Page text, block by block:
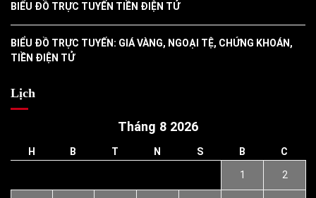
BIỂU ĐỒ TRỰC TUYẾN TIỀN ĐIỆN TỬ
BIỂU ĐỒ TRỰC TUYẾN: GIÁ VÀNG, NGOẠI TỆ, CHỨNG KHOÁN,
TIỀN ĐIỆN TỬ
Lịch
Tháng 8 2026
H B T N S B C
1 2